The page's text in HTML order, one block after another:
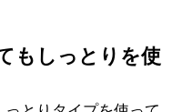
もしっとりを使